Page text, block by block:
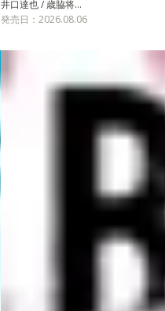
井口達也 / 歳脇将…
発売日：2026.08.06